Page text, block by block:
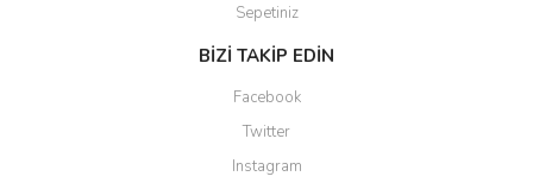
Sepetiniz
BİZİ TAKİP EDİN
Facebook
Twitter
Instagram